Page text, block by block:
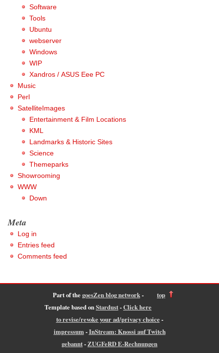
Software
Tools
Ubuntu
webserver
Windows
WIP
Xandros / ASUS Eee PC
Music
Perl
SatelliteImages
Entertainment & Film Locations
KML
Landmarks & Historic Sites
Science
Themeparks
Showrooming
WWW
Down
Meta
Log in
Entries feed
Comments feed
top
Part of thegoesZen blog network-
Template based onStardust-Click here
to revise/revoke your ad/privacy choice-
impressum-InStream: Knossi auf Twitch
gebannt-ZUGFeRD E-Rechnungen